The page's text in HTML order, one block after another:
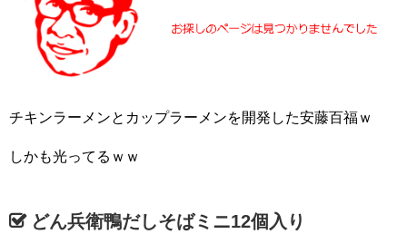
チキンラーメンとカップラーメンを開発した安藤百福ｗ
しかも光ってるｗｗ
どん兵衛鴨だしそばミニ12個入り